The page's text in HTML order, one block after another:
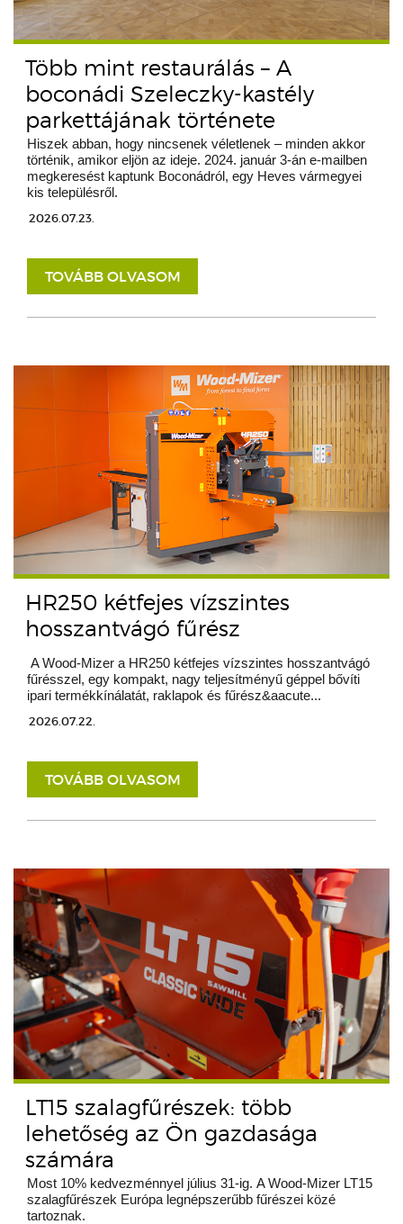
Több mint restaurálás – A
boconádi Szeleczky-kastély
parkettájának története
Hiszek abban, hogy nincsenek véletlenek – minden akkor
történik, amikor eljön az ideje. 2024. január 3-án e-mailben
megkeresést kaptunk Boconádról, egy Heves vármegyei
kis településről.
2026.07.23.
TOVÁBB OLVASOM
HR250 kétfejes vízszintes
hosszantvágó fűrész
A Wood-Mizer a HR250 kétfejes vízszintes hosszantvágó
fűrésszel, egy kompakt, nagy teljesítményű géppel bővíti
ipari termékkínálatát, raklapok és fűrész&aacute...
2026.07.22.
TOVÁBB OLVASOM
LT15 szalagfűrészek: több
lehetőség az Ön gazdasága
számára
Most 10% kedvezménnyel július 31-ig. A Wood-Mizer LT15
szalagfűrészek Európa legnépszerűbb fűrészei közé
tartoznak.